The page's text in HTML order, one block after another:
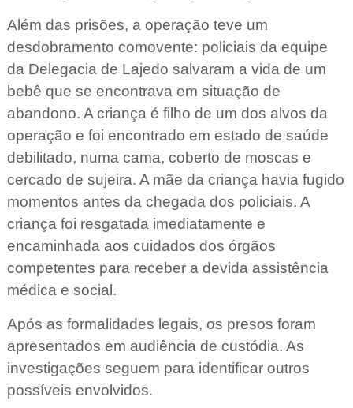
Além das prisões, a operação teve um
desdobramento comovente: policiais da equipe
da Delegacia de Lajedo salvaram a vida de um
bebê que se encontrava em situação de
abandono. A criança é filho de um dos alvos da
operação e foi encontrado em estado de saúde
debilitado, numa cama, coberto de moscas e
cercado de sujeira. A mãe da criança havia fugido
momentos antes da chegada dos policiais. A
criança foi resgatada imediatamente e
encaminhada aos cuidados dos órgãos
competentes para receber a devida assistência
médica e social.
Após as formalidades legais, os presos foram
apresentados em audiência de custódia. As
investigações seguem para identificar outros
possíveis envolvidos.